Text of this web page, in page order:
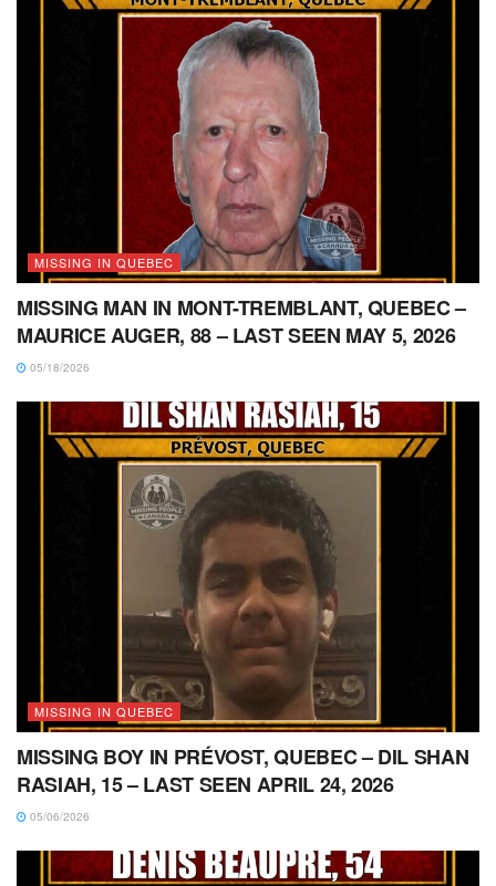
MISSING IN QUEBEC
MISSING MAN IN MONT-TREMBLANT, QUEBEC –
MAURICE AUGER, 88 – LAST SEEN MAY 5, 2026
05/18/2026
MISSING IN QUEBEC
MISSING BOY IN PRÉVOST, QUEBEC – DIL SHAN
RASIAH, 15 – LAST SEEN APRIL 24, 2026
05/06/2026